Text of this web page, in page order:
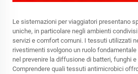
Le sistemazioni per viaggiatori presentano
uniche, in particolare negli ambienti
servizi e comfort comuni. I tessuti utilizzati
rivestimenti svolgono un ruolo
nel prevenire la diffusione di batteri, funghi
Comprendere quali tessuti antimicrobici